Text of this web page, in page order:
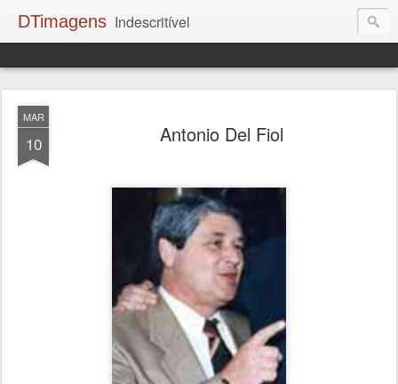
DTimagens Indescritível
MAR
10 Antonio Del Fiol